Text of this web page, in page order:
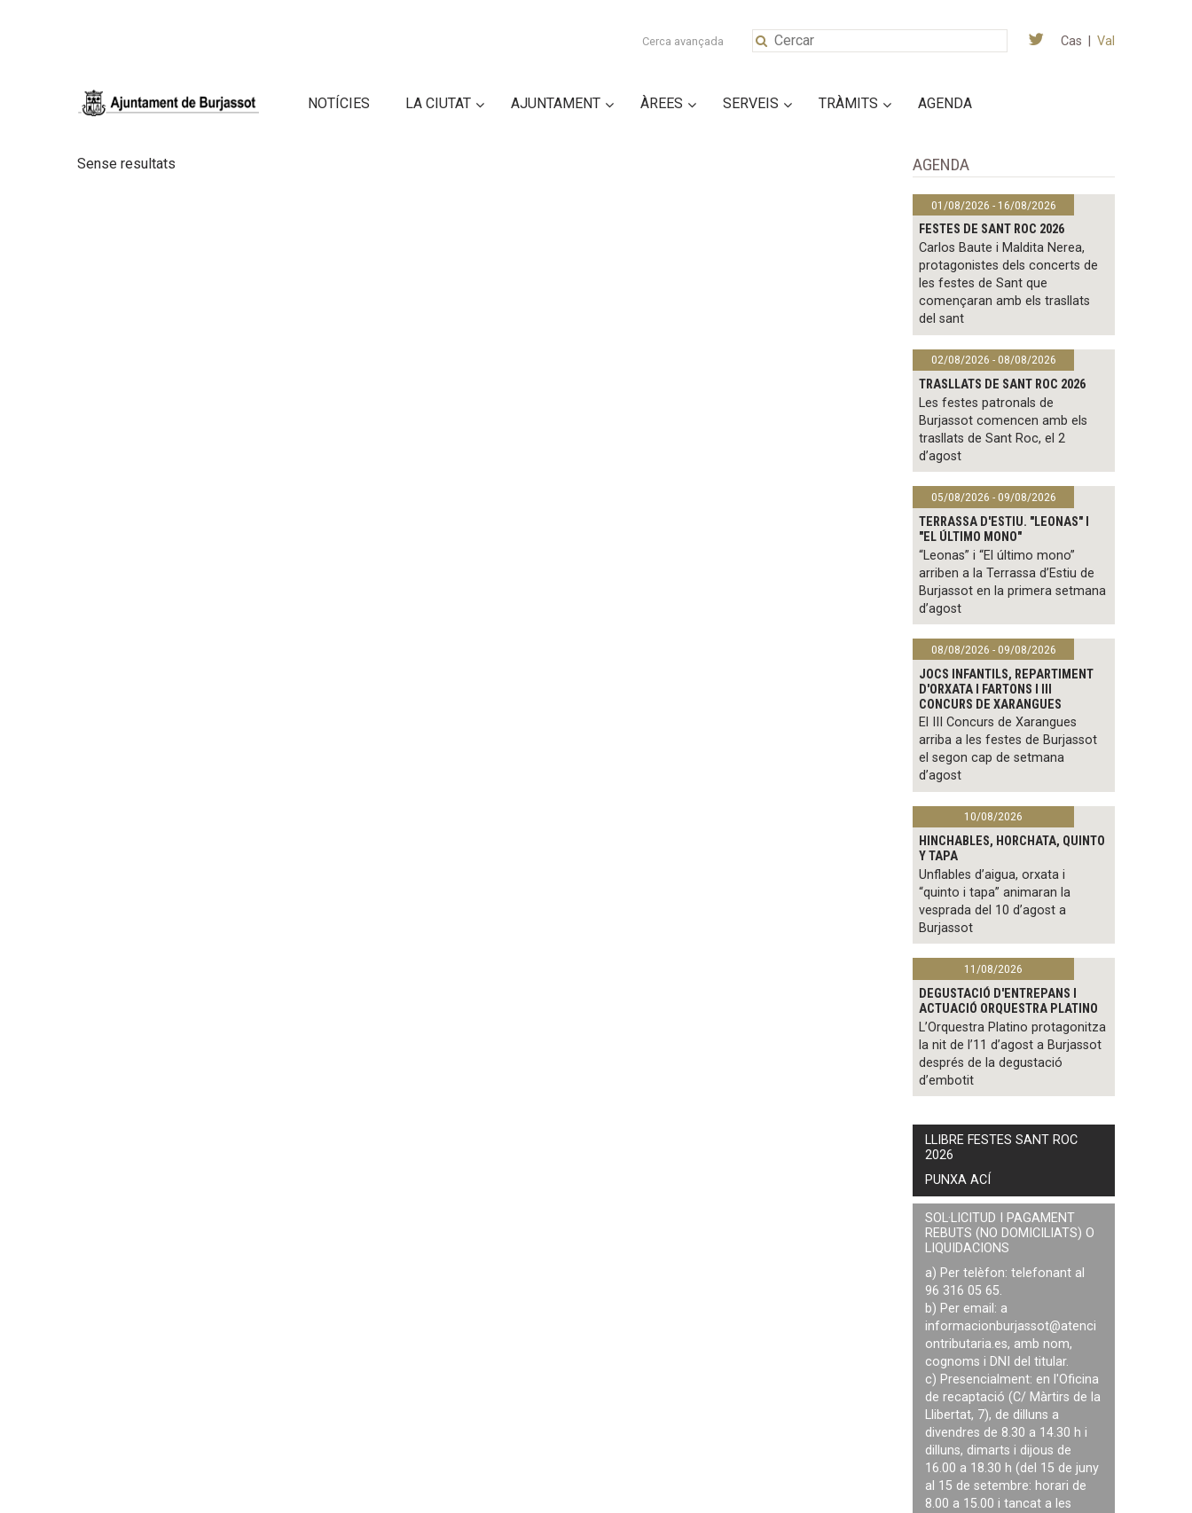
Cerca avançada Cas Val
NOTÍCIES LA CIUTAT AJUNTAMENT ÀREES SERVEIS TRÀMITS AGENDA
Sense resultats AGENDA
01/08/2026 - 16/08/2026
FESTES DE SANT ROC 2026
Carlos Baute i Maldita Nerea,
protagonistes dels concerts de
les festes de Sant que
començaran amb els trasllats
del sant
02/08/2026 - 08/08/2026
TRASLLATS DE SANT ROC 2026
Les festes patronals de
Burjassot comencen amb els
trasllats de Sant Roc, el 2
d’agost
05/08/2026 - 09/08/2026
TERRASSA D'ESTIU. "LEONAS" I
"EL ÚLTIMO MONO"
“Leonas” i “El último mono”
arriben a la Terrassa d’Estiu de
Burjassot en la primera setmana
d’agost
08/08/2026 - 09/08/2026
JOCS INFANTILS, REPARTIMENT
D'ORXATA I FARTONS I III
CONCURS DE XARANGUES
El III Concurs de Xarangues
arriba a les festes de Burjassot
el segon cap de setmana
d’agost
10/08/2026
HINCHABLES, HORCHATA, QUINTO
Y TAPA
Unflables d’aigua, orxata i
“quinto i tapa” animaran la
vesprada del 10 d’agost a
Burjassot
11/08/2026
DEGUSTACIÓ D'ENTREPANS I
ACTUACIÓ ORQUESTRA PLATINO
L’Orquestra Platino protagonitza
la nit de l’11 d’agost a Burjassot
després de la degustació
d’embotit
LLIBRE FESTES SANT ROC
2026
PUNXA ACÍ
SOL·LICITUD I PAGAMENT
REBUTS (NO DOMICILIATS) O
LIQUIDACIONS
a) Per telèfon: telefonant al
96 316 05 65.
b) Per email: a
informacionburjassot@atenci
ontributaria.es, amb nom,
cognoms i DNI del titular.
c) Presencialment: en l'Oficina
de recaptació (C/ Màrtirs de la
Llibertat, 7), de dilluns a
divendres de 8.30 a 14.30 h i
dilluns, dimarts i dijous de
16.00 a 18.30 h (del 15 de juny
al 15 de setembre: horari de
8.00 a 15.00 i tancat a les